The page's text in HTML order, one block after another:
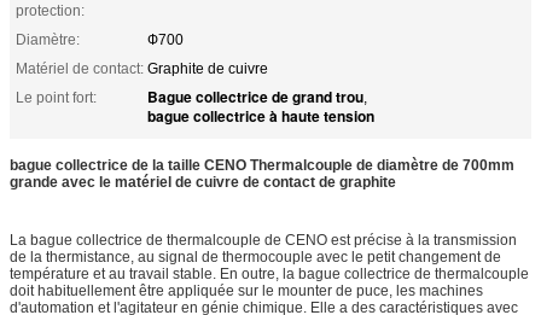
protection:
Diamètre:
Ф700
Matériel de contact: Graphite de cuivre
Le point fort:
Bague collectrice de grand trou,
bague collectrice à haute tension
bague collectrice de la taille CENO Thermalcouple de diamètre de 700mm
grande avec le matériel de cuivre de contact de graphite
La bague collectrice de thermalcouple de CENO est précise à la transmission
de la thermistance, au signal de thermocouple avec le petit changement de
température et au travail stable. En outre, la bague collectrice de thermalcouple
doit habituellement être appliquée sur le mounter de puce, les machines
d'automation et l'agitateur en génie chimique. Elle a des caractéristiques avec